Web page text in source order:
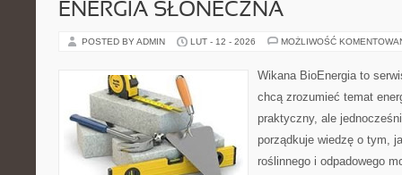
ENERGIA SŁONECZNA
POSTED BY ADMIN LUT - 12 - 2026 MOŻLIWOŚĆ
Wikana BioEnergia to
chcą zrozumieć temat
praktyczny, ale
porządkuje wiedzę o tym,
roślinnego i odpadowego